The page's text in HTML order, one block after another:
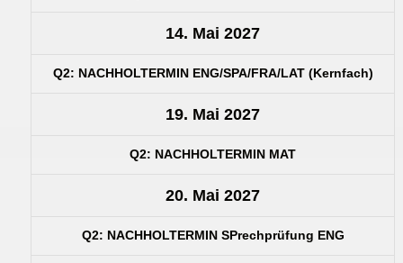
14. Mai 2027
Q2: NACHHOLTERMIN ENG/SPA/FRA/LAT (Kernfach)
19. Mai 2027
Q2: NACHHOLTERMIN MAT
20. Mai 2027
Q2: NACHHOLTERMIN SPrechprüfung ENG